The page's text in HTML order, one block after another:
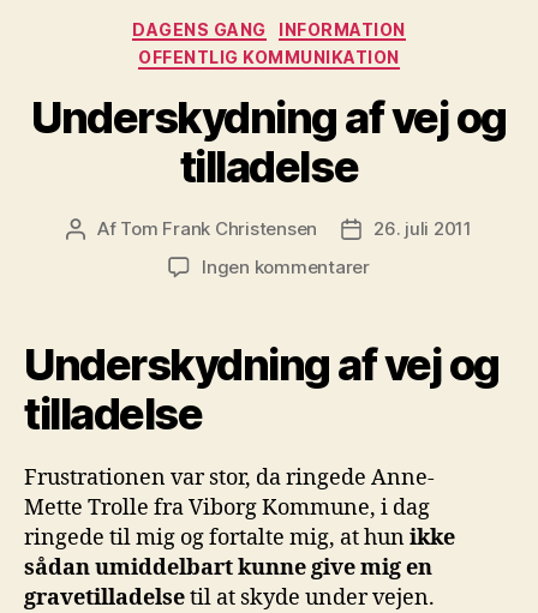
Kategorier
DAGENS GANG
INFORMATION
OFFENTLIG KOMMUNIKATION
Underskydning af vej og
tilladelse
Indlægsforfatter
Af Tom Frank Christensen Indlægsdato
26. juli 2011
Ingen kommentarertil
vej
og
Underskydning af vej og
tilladelse
Frustrationen var stor, da ringede Anne-
Mette Trolle fra Viborg Kommune, i dag
ringede til mig og fortalte mig, at hunikke
sådan umiddelbart kunne give mig en
gravetilladelsetil at skyde under vejen.